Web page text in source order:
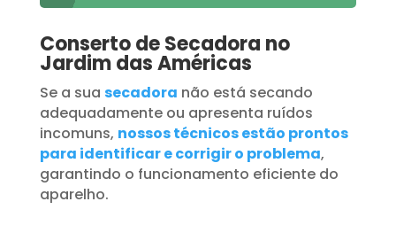
Conserto de Secadora no
Jardim das Américas
Se a sua secadora não está secando
adequadamente ou apresenta ruídos
incomuns, nossos técnicos estão prontos
para identificar e corrigir o problema,
garantindo o funcionamento eficiente do
aparelho.